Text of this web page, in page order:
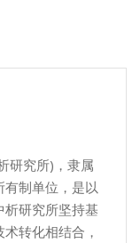
研究所)，隶属
制单位，是以
研究所坚持基
转化相结合，